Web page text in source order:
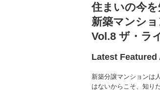
住まいの今を
新築マンシ
Vol.8 ザ・ラ
Latest
新築分譲マンションは
はないからこそ、知り